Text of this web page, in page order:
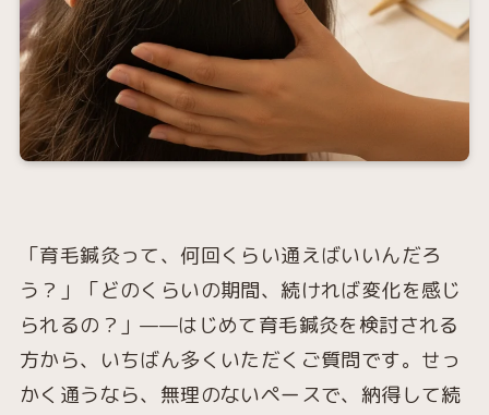
「育毛鍼灸って、何回くらい通えばいいんだろ
う？」「どのくらいの期間、続ければ変化を感じ
られるの？」——はじめて育毛鍼灸を検討される
方から、いちばん多くいただくご質問です。せっ
かく通うなら、無理のないペースで、納得して続